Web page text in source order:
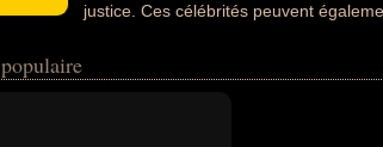
justice. Ces célébrités peuvent
populaire